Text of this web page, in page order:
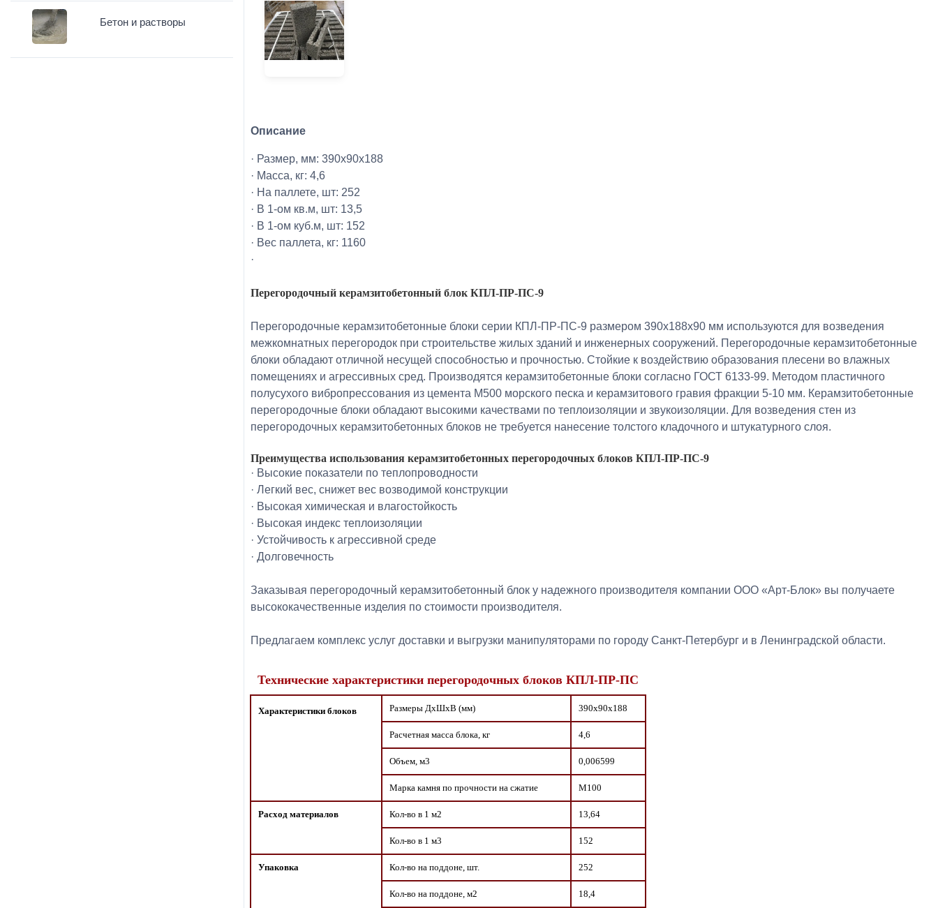
Описание
· Размер, мм: 390х90х188
· Масса, кг: 4,6
· На паллете, шт: 252
· В 1-ом кв.м, шт: 13,5
· В 1-ом куб.м, шт: 152
· Вес паллета, кг: 1160
·
Перегородочный керамзитобетонный блок КПЛ-ПР-ПС-9
Перегородочные керамзитобетонные блоки серии КПЛ-ПР-ПС-9 размером 390х188х90 мм используются для возведения
межкомнатных перегородок при строительстве жилых зданий и инженерных сооружений. Перегородочные керамзитобетонные
блоки обладают отличной несущей способностью и прочностью. Стойкие к воздействию образования плесени во влажных
помещениях и агрессивных сред. Производятся керамзитобетонные блоки согласно ГОСТ 6133-99. Методом пластичного
полусухого вибропрессования из цемента М500 морского песка и керамзитового гравия фракции 5-10 мм. Керамзитобетонные
перегородочные блоки обладают высокими качествами по теплоизоляции и звукоизоляции. Для возведения стен из
перегородочных керамзитобетонных блоков не требуется нанесение толстого кладочного и штукатурного слоя.
Преимущества использования керамзитобетонных перегородочных блоков КПЛ-ПР-ПС-9
· Высокие показатели по теплопроводности
· Легкий вес, снижет вес возводимой конструкции
· Высокая химическая и влагостойкость
· Высокая индекс теплоизоляции
· Устойчивость к агрессивной среде
· Долговечность
Заказывая перегородочный керамзитобетонный блок у надежного производителя компании ООО «Арт-Блок» вы получаете
высококачественные изделия по стоимости производителя.
Предлагаем комплекс услуг доставки и выгрузки манипуляторами по городу Санкт-Петербург и в Ленинградской области.
Технические характеристики перегородочных блоков КПЛ-ПР-ПС
Характеристики блоков Размеры ДxШxВ (мм) 390х90х188
Расчетная масса блока, кг 4,6
Объем, м3 0,006599
Марка камня по прочности на сжатие М100
Расход материалов Кол-во в 1 м2 13,64
Кол-во в 1 м3 152
Упаковка Кол-во на поддоне, шт. 252
Кол-во на поддоне, м2 18,4
Бетон и растворы